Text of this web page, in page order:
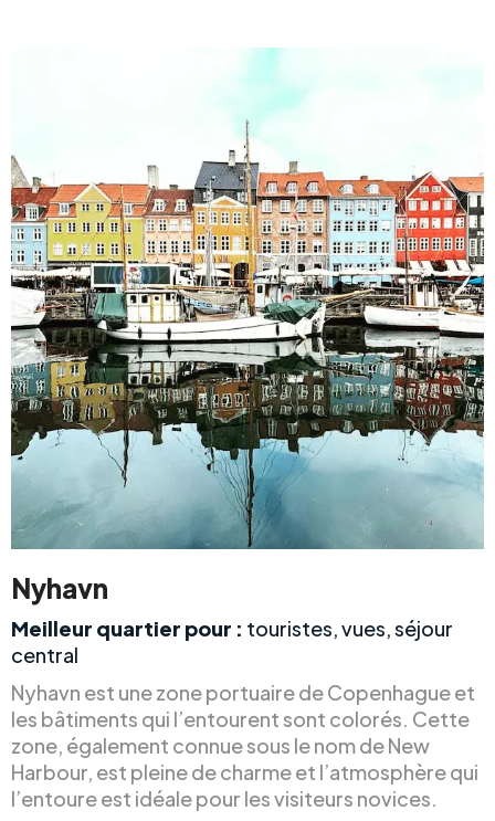
Nyhavn
Meilleur quartier pour : touristes, vues, séjour
central
Nyhavn est une zone portuaire de Copenhague et
les bâtiments qui l’entourent sont colorés. Cette
zone, également connue sous le nom de New
Harbour, est pleine de charme et l’atmosphère qui
l’entoure est idéale pour les visiteurs novices.